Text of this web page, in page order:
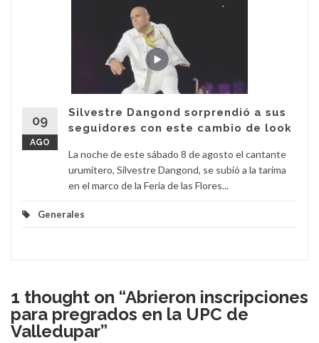
09
AGO
Silvestre Dangond sorprendió a sus
seguidores con este cambio de look
La noche de este sábado 8 de agosto el cantante
urumitero, Silvestre Dangond, se subió a la tarima
en el marco de la Feria de las Flores...
Generales
1 thought on “Abrieron inscripciones
para pregrados en la UPC de
Valledupar”